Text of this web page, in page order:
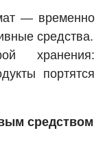
— временно
средства.
хранения:
портятся
средством